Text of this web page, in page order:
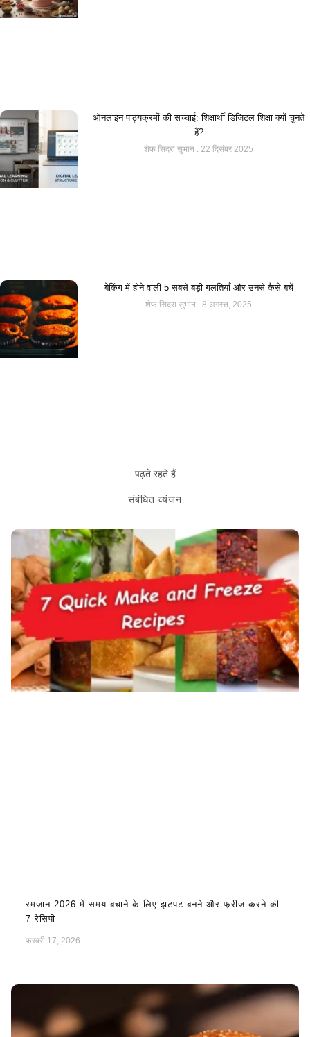
ऑनलाइन पाठ्यक्रमों की सच्चाई: शिक्षार्थी डिजिटल शिक्षा क्यों चुनते
हैं?
शेफ सिदरा सुभान 22 दिसंबर 2025
बेकिंग में होने वाली 5 सबसे बड़ी गलतियाँ और उनसे कैसे बचें
शेफ सिदरा सुभान 8 अगस्त, 2025
पढ़ते रहते हैं
संबंधित व्यंजन
रमजान 2026 में समय बचाने के लिए झटपट बनने और फ्रीज करने की
7 रेसिपी
फ़रवरी 17, 2026